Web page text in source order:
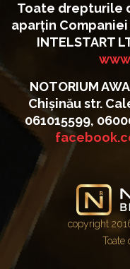
Toate drepturile
aparțin
INTELSTART
NOTORIUM
Chișinău str.
061015599,
copyright
Toate